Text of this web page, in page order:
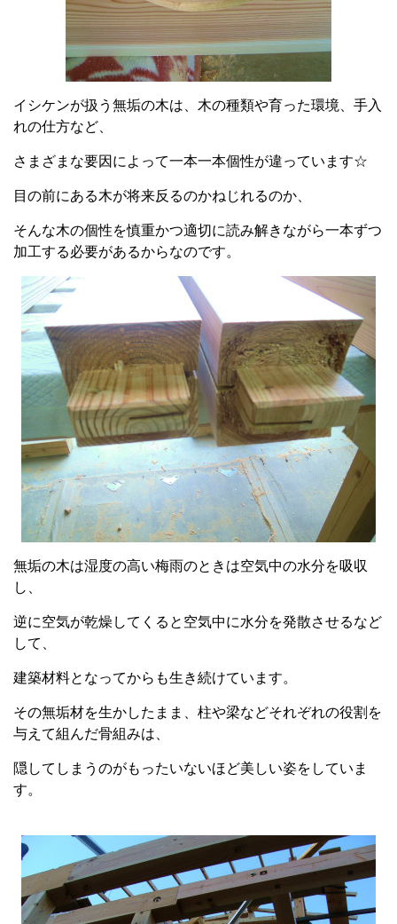
イシケンが扱う無垢の木は、木の種類や育った環境、手入
れの仕方など、
さまざまな要因によって一本一本個性が違っています☆
目の前にある木が将来反るのかねじれるのか、
そんな木の個性を慎重かつ適切に読み解きながら一本ずつ
加工する必要があるからなのです。
無垢の木は湿度の高い梅雨のときは空気中の水分を吸収
し、
逆に空気が乾燥してくると空気中に水分を発散させるなど
して、
建築材料となってからも生き続けています。
その無垢材を生かしたまま、柱や梁などそれぞれの役割を
与えて組んだ骨組みは、
隠してしまうのがもったいないほど美しい姿をしていま
す。